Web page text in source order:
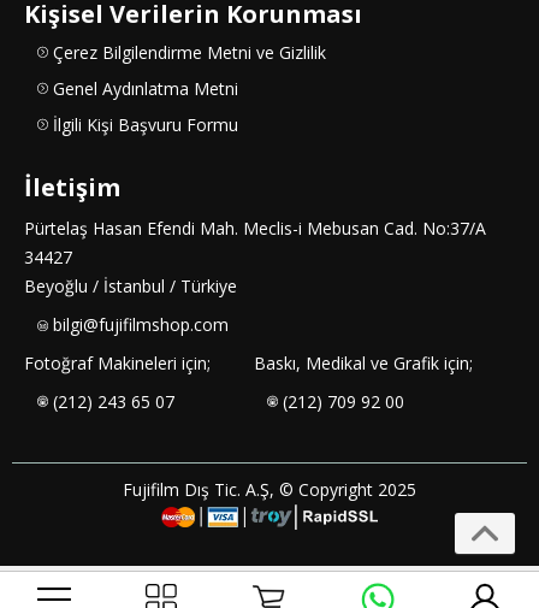
Kişisel Verilerin Korunması
Çerez Bilgilendirme Metni ve Gizlilik
Genel Aydınlatma Metni
İlgili Kişi Başvuru Formu
İletişim
Pürtelaş Hasan Efendi Mah. Meclis-i Mebusan Cad. No:37/A
34427
Beyoğlu / İstanbul / Türkiye
bilgi@fujifilmshop.com
Fotoğraf Makineleri için;
(212) 243 65 07
Baskı, Medikal ve Grafik için;
(212) 709 92 00
Fujifilm Dış Tic. A.Ş, © Copyright 2025